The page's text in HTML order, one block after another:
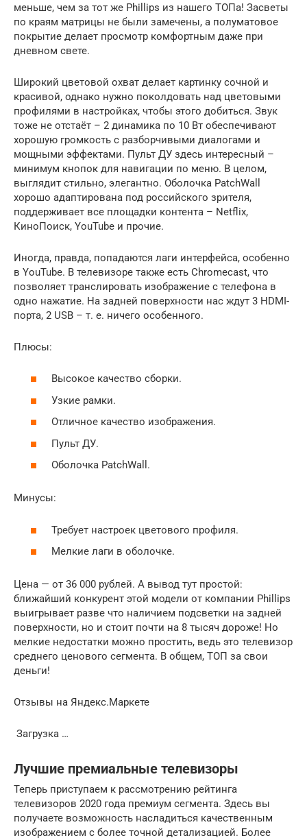
меньше, чем за тот же Phillips из нашего ТОПа! Засветы
по краям матрицы не были замечены, а полуматовое
покрытие делает просмотр комфортным даже при
дневном свете.
Широкий цветовой охват делает картинку сочной и
красивой, однако нужно поколдовать над цветовыми
профилями в настройках, чтобы этого добиться. Звук
тоже не отстаёт – 2 динамика по 10 Вт обеспечивают
хорошую громкость с разборчивыми диалогами и
мощными эффектами. Пульт ДУ здесь интересный –
минимум кнопок для навигации по меню. В целом,
выглядит стильно, элегантно. Оболочка PatchWall
хорошо адаптирована под российского зрителя,
поддерживает все площадки контента – Netflix,
КиноПоиск, YouTube и прочие.
Иногда, правда, попадаются лаги интерфейса, особенно
в YouTube. В телевизоре также есть Chromecast, что
позволяет транслировать изображение с телефона в
одно нажатие. На задней поверхности нас ждут 3 HDMI-
порта, 2 USB – т. е. ничего особенного.
Плюсы:
Высокое качество сборки.
Узкие рамки.
Отличное качество изображения.
Пульт ДУ.
Оболочка PatchWall.
Минусы:
Требует настроек цветового профиля.
Мелкие лаги в оболочке.
Цена — от 36 000 рублей. А вывод тут простой:
ближайший конкурент этой модели от компании Phillips
выигрывает разве что наличием подсветки на задней
поверхности, но и стоит почти на 8 тысяч дороже! Но
мелкие недостатки можно простить, ведь это телевизор
среднего ценового сегмента. В общем, ТОП за свои
деньги!
Отзывы на Яндекс.Маркете
Загрузка …
Лучшие премиальные телевизоры
Теперь приступаем к рассмотрению рейтинга
телевизоров 2020 года премиум сегмента. Здесь вы
получаете возможность насладиться качественным
изображением с более точной детализацией. Более